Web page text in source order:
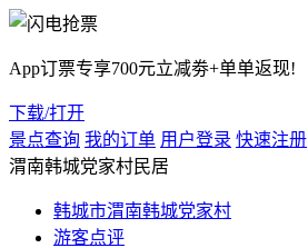
App订票专享700元立减劵+单单返现!
下载/打开
景点查询 我的订单 用户登录 快速注册
渭南韩城党家村民居
韩城市渭南韩城党家村
游客点评